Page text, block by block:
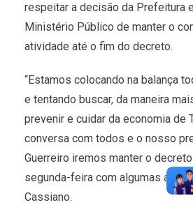
respeitar a decisão da Prefeitura
Ministério Público de manter o
atividade até o fim do decreto.
“Estamos colocando na balança
e tentando buscar, da maneira
prevenir e cuidar da economia de
conversa com todos e o nosso
Guerreiro iremos manter o
segunda-feira com algumas
Cassiano.